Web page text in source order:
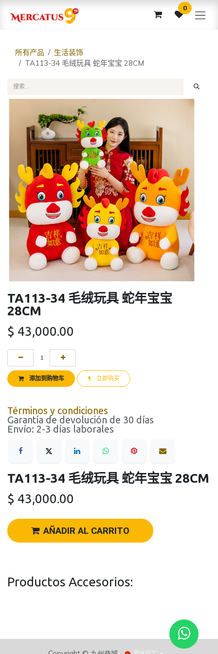
0
所有产品
生活装饰
TA113-34 毛绒玩具 蛇年宝宝 28CM
TA113-34 毛绒玩具 蛇年宝宝
28CM
$ 43,000.00
添加到购物车 立即购买
Términos y condiciones
Garantía de devolución de 30 días
Envío: 2-3 días laborales
TA113-34 毛绒玩具 蛇年宝宝 28CM
$ 43,000.00
AÑADIR AL CARRITO
Productos Accesorios: